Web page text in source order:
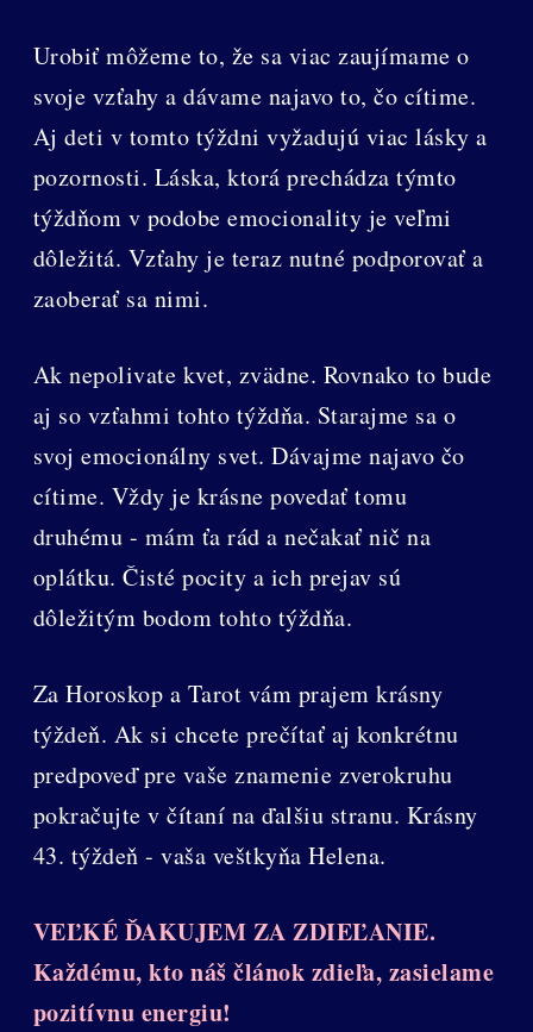
Urobiť môžeme to, že sa viac zaujímame o
svoje vzťahy a dávame najavo to, čo cítime.
Aj deti v tomto týždni vyžadujú viac lásky a
pozornosti. Láska, ktorá prechádza týmto
týždňom v podobe emocionality je veľmi
dôležitá. Vzťahy je teraz nutné podporovať a
zaoberať sa nimi.
Ak nepolivate kvet, zvädne. Rovnako to bude
aj so vzťahmi tohto týždňa. Starajme sa o
svoj emocionálny svet. Dávajme najavo čo
cítime. Vždy je krásne povedať tomu
druhému - mám ťa rád a nečakať nič na
oplátku. Čisté pocity a ich prejav sú
dôležitým bodom tohto týždňa.
Za Horoskop a Tarot vám prajem krásny
týždeň. Ak si chcete prečítať aj konkrétnu
predpoveď pre vaše znamenie zverokruhu
pokračujte v čítaní na ďalšiu stranu. Krásny
43. týždeň - vaša veštkyňa Helena.
VEĽKÉ ĎAKUJEM ZA ZDIEĽANIE.
Každému, kto náš článok zdieľa, zasielame
pozitívnu energiu!